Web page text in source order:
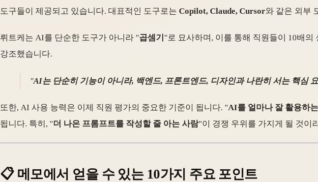
도구들이 제공되고 있습니다. 대표적인 도구로는 Copilot, Claude, Cursor와 같은 외부
뤼트케는 AI를 단순한 도구가 아니라 "곱셈기 "로 묘사하며, 이를 통해 직원들이 10배의
강조했습니다.
"AI는 단순히 기능이 아니라, 백엔드, 프론트엔드, 디자인과 나란히 서는 핵심
또한, AI 사용 능력은 이제 직원 평가의 중요한 기준이 됩니다. "AI를 얼마나 잘 활용하는
됩니다. 특히, "더 나은 프롬프트를 작성할 줄 아는 사람"이 경쟁 우위를 가지게 될 것이
📋 메모에서 얻을 수 있는 10가지 주요 포인트